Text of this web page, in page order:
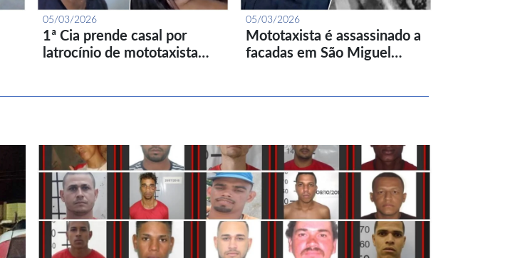
05/03/2026
1ª Cia prende casal por
latrocínio de mototaxista…
05/03/2026
Mototaxista é assassinado a
facadas em São Miguel…